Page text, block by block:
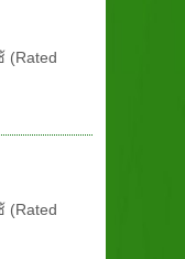
(Rated
(Rated